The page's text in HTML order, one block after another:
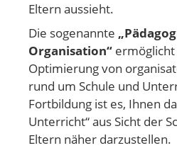
Eltern aussieht.
Die sogenannte
Organisation“
Optimierung von
rund um Schule und
Fortbildung ist es, Ihnen
Unterricht“ aus Sicht der
Eltern näher darzustellen.